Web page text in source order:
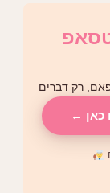
רק דברים
כאן ←